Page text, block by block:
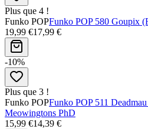
Plus que 4 !
Funko POPFunko POP 580 Goupix
19,99 €17,99 €
-10%
Plus que 3 !
Funko POPFunko POP 511
Meowingtons PhD
15,99 €14,39 €